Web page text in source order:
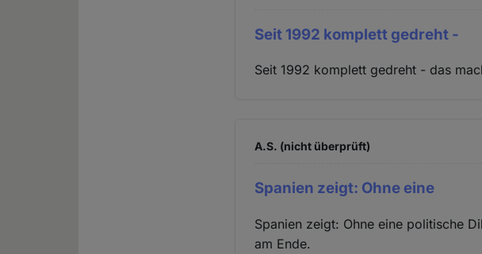
Seit 1992 komplett gedreht -
Seit 1992 komplett gedreht - das
A.S. (nicht überprüft)
Spanien zeigt: Ohne eine
Spanien zeigt: Ohne eine politische
am Ende.